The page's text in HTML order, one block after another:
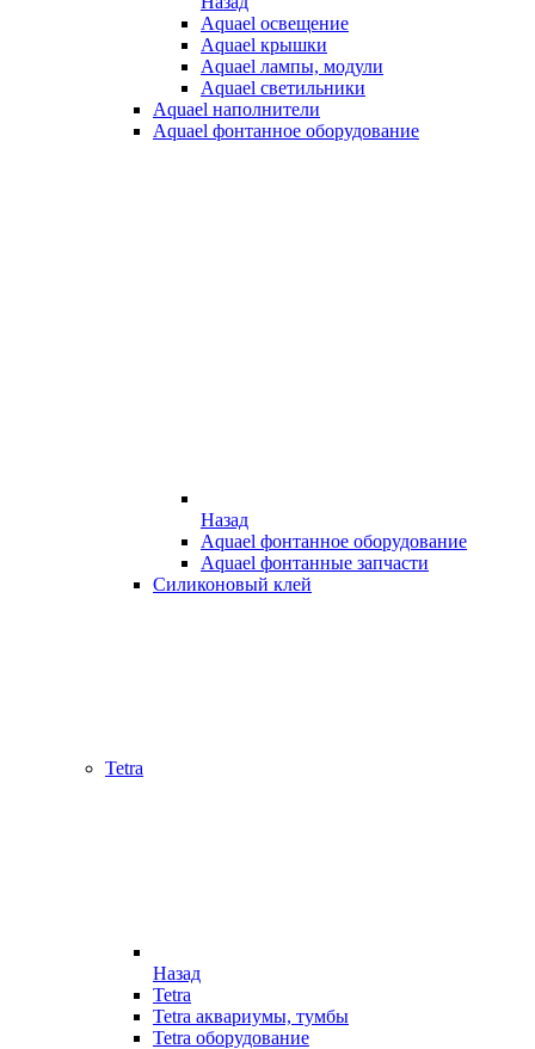
Aquael освещение
Aquael крышки
Aquael лампы, модули
Aquael светильники
Aquael наполнители
Aquael фонтанное оборудование
Назад
Aquael фонтанное оборудование
Aquael фонтанные запчасти
Силиконовый клей
Tetra
Назад
Tetra
Tetra аквариумы, тумбы
Tetra оборудование